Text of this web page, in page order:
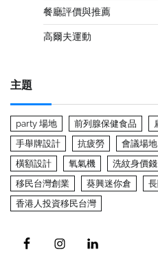
餐廳評價與推薦
高爾夫運動
主題
party 場地 前列腺保健食品
手舉牌設計
抗疲勞 會議場地
橫額設計
氧氣機 洗紋身價錢
移民台灣創業
葵興迷你倉
香港人投資移民台灣